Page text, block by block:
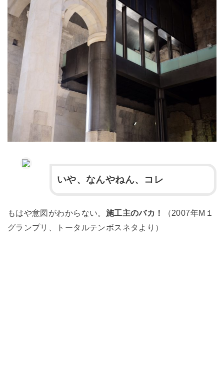
いや、なんやねん、コレ
もはや意図がわからない。 施工主のバカ！
（2007年M１
グランプリ、トータルテンボスネタより）